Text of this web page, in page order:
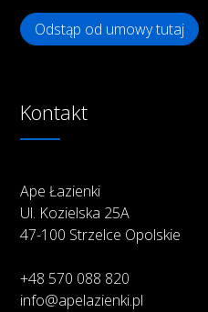
Odstąp od umowy tutaj
Kontakt
Ape Łazienki
Ul. Kozielska 25A
47-100 Strzelce Opolskie
+48 570 088 820
info@apelazienki.pl